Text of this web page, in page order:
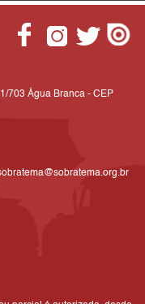
703 Água Branca - CEP